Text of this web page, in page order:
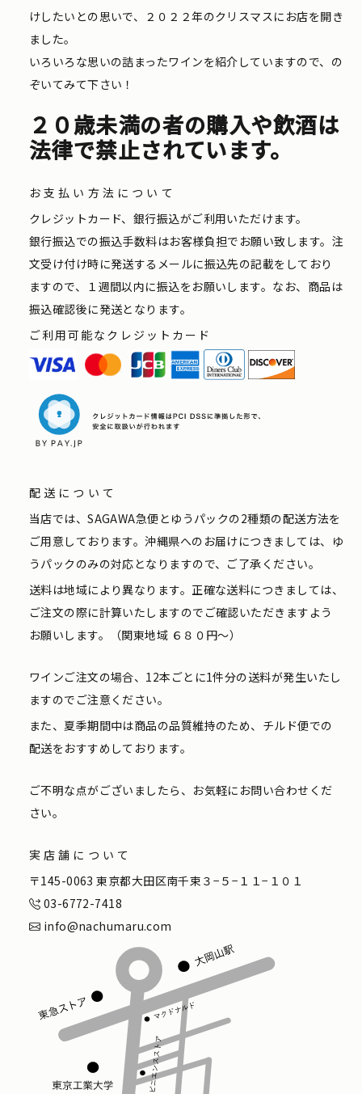
けしたいとの思いで、２０２２年のクリスマスにお店を開き
ました。
いろいろな思いの詰まったワインを紹介していますので、の
ぞいてみて下さい！
２０歳未満の者の購入や飲酒は
法律で禁止されています。
お支払い方法について
クレジットカード、銀行振込がご利用いただけます。
銀行振込での振込手数料はお客様負担でお願い致します。注
文受け付け時に発送するメールに振込先の記載をしており
ますので、１週間以内に振込をお願いします。なお、商品は
振込確認後に発送となります。
ご利用可能なクレジットカード
配送について
当店では、SAGAWA急便とゆうパックの2種類の配送方法を
ご用意しております。沖縄県へのお届けにつきましては、ゆ
うパックのみの対応となりますので、ご了承ください。
送料は地域により異なります。正確な送料につきましては、
ご注文の際に計算いたしますのでご確認いただきますよう
お願いします。（関東地域 ６８０円〜）
ワインご注文の場合、12本ごとに1件分の送料が発生いたし
ますのでご注意ください。
また、夏季期間中は商品の品質維持のため、チルド便での
配送をおすすめしております。
ご不明な点がございましたら、お気軽にお問い合わせくだ
さい。
実店舗について
〒145-0063 東京都大田区南千束３−５−１１−１０１
03-6772-7418
info@nachumaru.com